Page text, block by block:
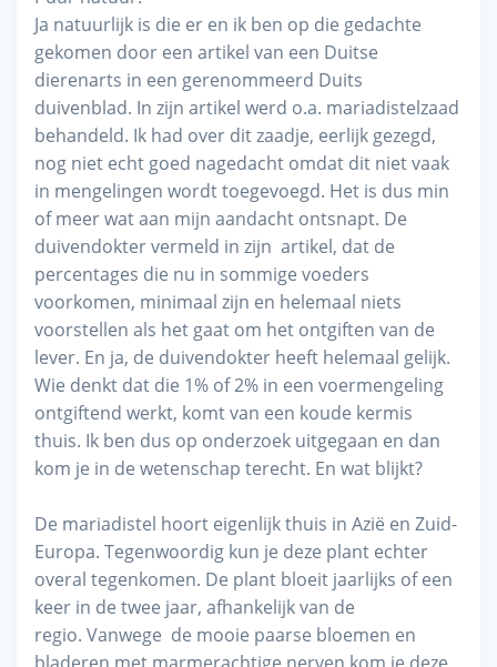
Ja natuurlijk is die er en ik ben op die gedachte
gekomen door een artikel van een Duitse
dierenarts in een gerenommeerd Duits
duivenblad. In zijn artikel werd o.a. mariadistelzaad
behandeld. Ik had over dit zaadje, eerlijk gezegd,
nog niet echt goed nagedacht omdat dit niet vaak
in mengelingen wordt toegevoegd. Het is dus min
of meer wat aan mijn aandacht ontsnapt. De
duivendokter vermeld in zijn artikel, dat de
percentages die nu in sommige voeders
voorkomen, minimaal zijn en helemaal niets
voorstellen als het gaat om het ontgiften van de
lever. En ja, de duivendokter heeft helemaal gelijk.
Wie denkt dat die 1% of 2% in een voermengeling
ontgiftend werkt, komt van een koude kermis
thuis. Ik ben dus op onderzoek uitgegaan en dan
kom je in de wetenschap terecht. En wat blijkt?
De mariadistel hoort eigenlijk thuis in Azië en Zuid-
Europa. Tegenwoordig kun je deze plant echter
overal tegenkomen. De plant bloeit jaarlijks of een
keer in de twee jaar, afhankelijk van de
regio. Vanwege de mooie paarse bloemen en